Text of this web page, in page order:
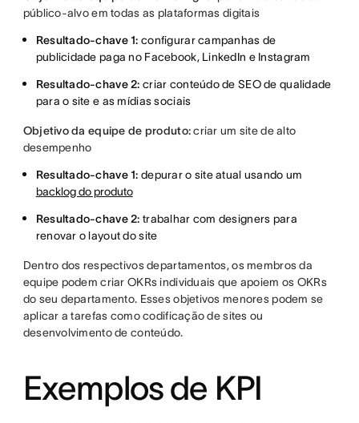
público-alvo em todas as plataformas digitais
Resultado-chave 1: configurar campanhas de
publicidade paga no Facebook, LinkedIn e Instagram
Resultado-chave 2: criar conteúdo de SEO de qualidade
para o site e as mídias sociais
Objetivo da equipe de produto:criar um site de alto
desempenho
Resultado-chave 1: depurar o site atual usando um
backlog do produto
Resultado-chave 2: trabalhar com designers para
renovar o layout do site
Dentro dos respectivos departamentos, os membros da
equipe podem criar OKRs individuais que apoiem os OKRs
do seu departamento. Esses objetivos menores podem se
aplicar a tarefas como codificação de sites ou
desenvolvimento de conteúdo.
Exemplos de KPI